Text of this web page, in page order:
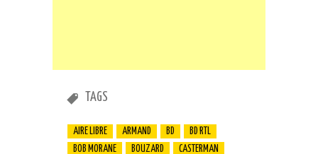
TAGS
AIRE LIBRE ARMAND BD
BD RTL
BOB MORANE
BOUZARD
CASTERMAN